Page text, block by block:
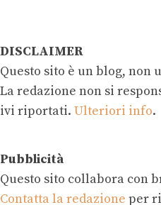
DISCLAIMER
Questo sito è un blog, non
La redazione non si
ivi riportati. Ulteriori info.
Pubblicità
Questo sito collabora con
Contatta la redazione per